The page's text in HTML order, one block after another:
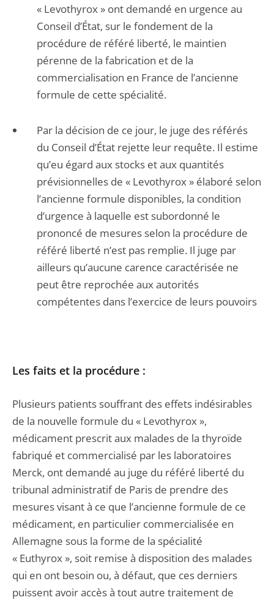
« Levothyrox » ont demandé en urgence au
Conseil d’État, sur le fondement de la
procédure de référé liberté, le maintien
pérenne de la fabrication et de la
commercialisation en France de l’ancienne
formule de cette spécialité.
Par la décision de ce jour, le juge des référés
du Conseil d’État rejette leur requête. Il estime
qu’eu égard aux stocks et aux quantités
prévisionnelles de « Levothyrox » élaboré selon
l’ancienne formule disponibles, la condition
d’urgence à laquelle est subordonné le
prononcé de mesures selon la procédure de
référé liberté n’est pas remplie. Il juge par
ailleurs qu’aucune carence caractérisée ne
peut être reprochée aux autorités
compétentes dans l’exercice de leurs pouvoirs
Les faits et la procédure :
Plusieurs patients souffrant des effets indésirables
de la nouvelle formule du « Levothyrox »,
médicament prescrit aux malades de la thyroïde
fabriqué et commercialisé par les laboratoires
Merck, ont demandé au juge du référé liberté du
tribunal administratif de Paris de prendre des
mesures visant à ce que l’ancienne formule de ce
médicament, en particulier commercialisée en
Allemagne sous la forme de la spécialité
« Euthyrox », soit remise à disposition des malades
qui en ont besoin ou, à défaut, que ces derniers
puissent avoir accès à tout autre traitement de